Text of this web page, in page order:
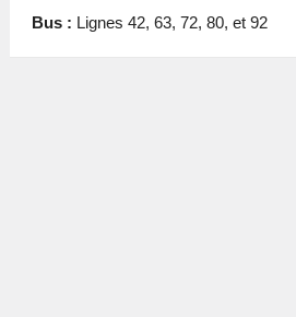
Bus : Lignes 42, 63, 72, 80, et 92